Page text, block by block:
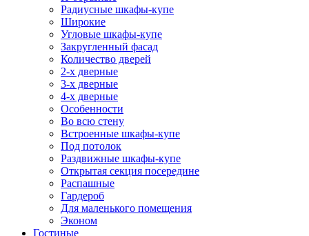
Радиусные шкафы-купе
Широкие
Угловые шкафы-купе
Закругленный фасад
Количество дверей
2-х дверные
3-х дверные
4-х дверные
Особенности
Во всю стену
Встроенные шкафы-купе
Под потолок
Раздвижные шкафы-купе
Открытая секция посередине
Распашные
Гардероб
Для маленького помещения
Эконом
Гостиные